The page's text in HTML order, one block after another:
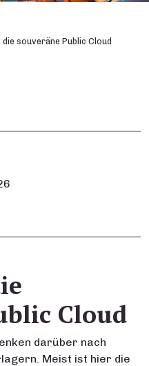
die souveräne Public Cloud
Cloud
darüber nach
Meist ist hier die